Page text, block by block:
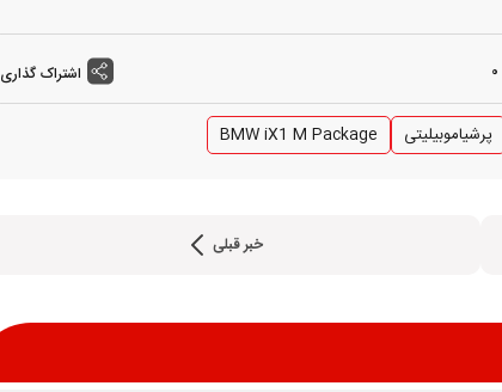
0 اشتراک گذاری
پرشیاموبیلیتی BMW iX1 M Package
خبر قبلی